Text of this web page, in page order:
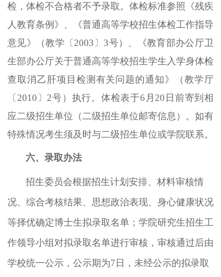
检，体检不合格者不予录取。体检标准参照《残疾
人教育条例》 、
《普通高等学校招生体检工作指导
意见》（教学〔 2003〕3号）、《教育部办公厅卫
生部办公厅关于普通高等学校招生学生入学身体检
查取消乙肝项目检测有关问题的通知》（教学厅
〔2010〕2号）执行。 体检表于6 月 20 日前寄到相
应二级招生单位 （二级招生单位邮寄信息 ） 。如有
特殊情况考生须及时与二级招生单位或学院联系。
六、录取办法
招生委员会根据招生计划安排、材料审核情
况、综合考核结果、思想政治表现、身心健康状况
等择优确定博士生拟录取名单 ；学院研究生招生工
作领导小组对拟录取名单进行审核， 审核通过后由
学校统一公示，公示期为7 日， 未经公示的拟录取